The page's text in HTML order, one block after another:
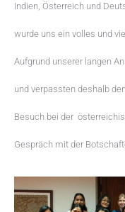
Indien, Österreich und
wurde uns ein volles und
Aufgrund unserer langen
und verpassten deshalb
Besuch bei der
Gespräch mit der